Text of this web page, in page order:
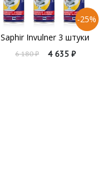
-25%
Saphir Invulner 3 штуки
6 180 ₽ 4 635 ₽